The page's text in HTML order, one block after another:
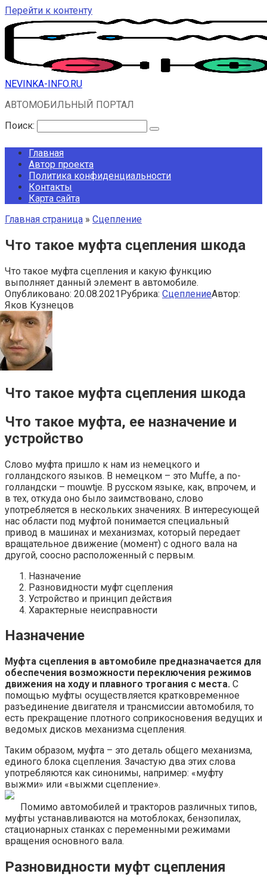
Перейти к контенту
NEVINKA-INFO.RU
АВТОМОБИЛЬНЫЙ ПОРТАЛ
Поиск:
Главная
Автор проекта
Политика конфиденциальности
Контакты
Карта сайта
Главная страница » Сцепление
Что такое муфта сцепления шкода
Что такое муфта сцепления и какую функцию
выполняет данный элемент в автомобиле.
Опубликовано: 20.08.2021Рубрика: СцеплениеАвтор:
Яков Кузнецов
Что такое муфта сцепления шкода
Что такое муфта, ее назначение и
устройство
Слово муфта пришло к нам из немецкого и
голландского языков. В немецком – это Muffe, а по-
голландски – mouwtje. В русском языке, как, впрочем, и
в тех, откуда оно было заимствовано, слово
употребляется в нескольких значениях. В интересующей
нас области под муфтой понимается специальный
привод в машинах и механизмах, который передает
вращательное движение (момент) с одного вала на
другой, соосно расположенный с первым.
Назначение
Разновидности муфт сцепления
Устройство и принцип действия
Характерные неисправности
Назначение
Муфта сцепления в автомобиле предназначается для
обеспечения возможности переключения режимов
движения на ходу и плавного трогания с места. С
помощью муфты осуществляется кратковременное
разъединение двигателя и трансмиссии автомобиля, то
есть прекращение плотного соприкосновения ведущих и
ведомых дисков механизма сцепления.
Таким образом, муфта – это деталь общего механизма,
единого блока сцепления. Зачастую два этих слова
употребляются как синонимы, например: «муфту
выжми» или «выжми сцепление».
Помимо автомобилей и тракторов различных типов,
муфты устанавливаются на мотоблоках, бензопилах,
стационарных станках с переменными режимами
вращения основного вала.
Разновидности муфт сцепления